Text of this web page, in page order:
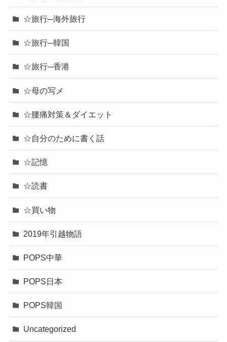
☆旅行─海外旅行
☆旅行─韓国
☆旅行─香港
☆母の写メ
☆腰痛対策＆ダイエット
☆自分のために書く話
☆記憶
☆読書
☆買い物
2019年引越物語
POPS中華
POPS日本
POPS韓国
Uncategorized